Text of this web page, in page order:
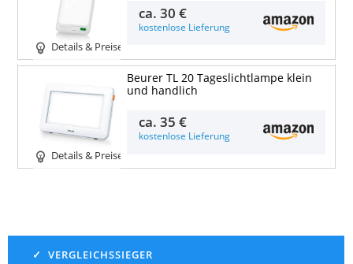
Details & Preise
ca.30 €
kostenlose Lieferung
Details & Preise
Beurer TL 20 Tageslichtlampe klein
und handlich
ca.35 €
kostenlose Lieferung